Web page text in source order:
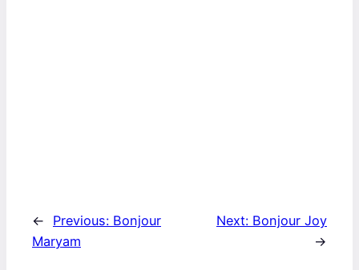
← Previous: Bonjour
Maryam
Next: Bonjour Joy
→